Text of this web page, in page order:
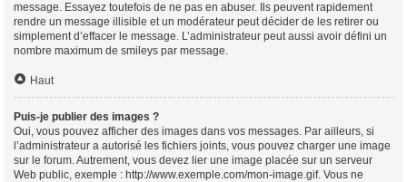
message. Essayez toutefois de ne pas en abuser. Ils peuvent rapidement
rendre un message illisible et un modérateur peut décider de les retirer ou
simplement d’effacer le message. L’administrateur peut aussi avoir défini un
nombre maximum de smileys par message.
Haut
Puis-je publier des images ?
Oui, vous pouvez afficher des images dans vos messages. Par ailleurs, si
l’administrateur a autorisé les fichiers joints, vous pouvez charger une image
sur le forum. Autrement, vous devez lier une image placée sur un serveur
Web public, exemple : http://www.exemple.com/mon-image.gif. Vous ne